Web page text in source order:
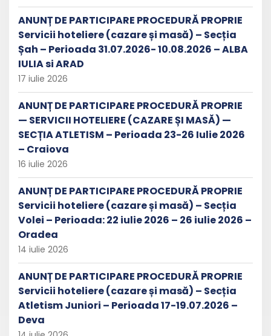
ANUNȚ DE PARTICIPARE PROCEDURĂ PROPRIE
Servicii hoteliere (cazare și masă) – Secția
Șah – Perioada 31.07.2026- 10.08.2026 – ALBA
IULIA si ARAD
17 iulie 2026
ANUNȚ DE PARTICIPARE PROCEDURĂ PROPRIE
— SERVICII HOTELIERE (CAZARE ȘI MASĂ) —
SECȚIA ATLETISM – Perioada 23-26 Iulie 2026
– Craiova
16 iulie 2026
ANUNȚ DE PARTICIPARE PROCEDURĂ PROPRIE
Servicii hoteliere (cazare și masă) – Secția
Volei – Perioada: 22 iulie 2026 – 26 iulie 2026 –
Oradea
14 iulie 2026
ANUNȚ DE PARTICIPARE PROCEDURĂ PROPRIE
Servicii hoteliere (cazare și masă) – Secția
Atletism Juniori – Perioada 17-19.07.2026 –
Deva